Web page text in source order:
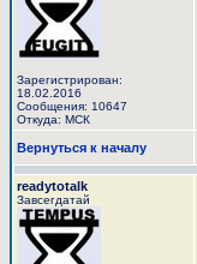
Зарегистрирован:
18.02.2016
Сообщения: 10647
Откуда: МСК
Вернуться к началу
readytotalk
Завсегдатай